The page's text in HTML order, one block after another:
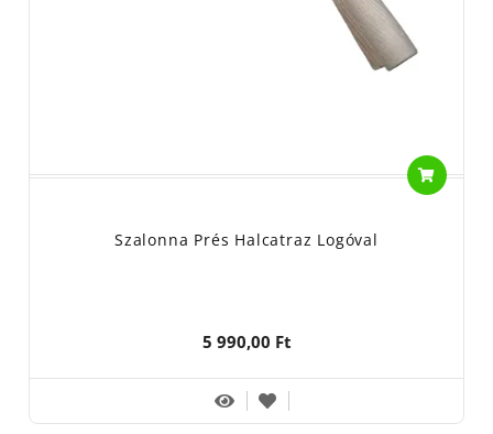
Szalonna Prés Halcatraz Logóval
5 990,00 Ft